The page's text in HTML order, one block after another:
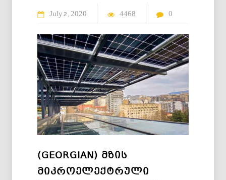
July 2 2020 4468 0
(GEORGIAN) ᲛᲖᲘᲡ
ᲛᲘᲙᲠᲝᲔᲚᲔᲥᲢᲠᲣᲚᲘ